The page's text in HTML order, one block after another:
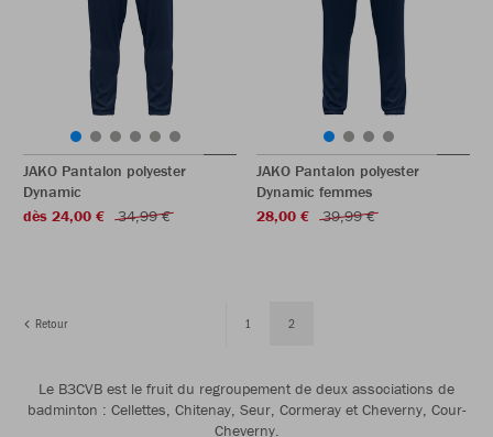
JAKO Pantalon polyester
Dynamic
dès 24,00 €
34,99 €
JAKO Pantalon polyester
Dynamic femmes
28,00 €
39,99 €
Retour 1 2
Le B3CVB est le fruit du regroupement de deux associations de
badminton : Cellettes, Chitenay, Seur, Cormeray et Cheverny, Cour-
Cheverny.